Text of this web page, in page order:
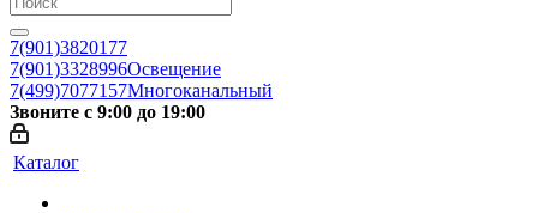
7(901)3820177
7(901)3328996Освещение
7(499)7077157Многоканальный
Звоните с 9:00 до 19:00
Каталог